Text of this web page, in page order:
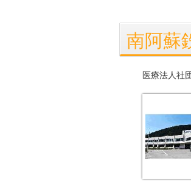
南阿蘇
医療法人社